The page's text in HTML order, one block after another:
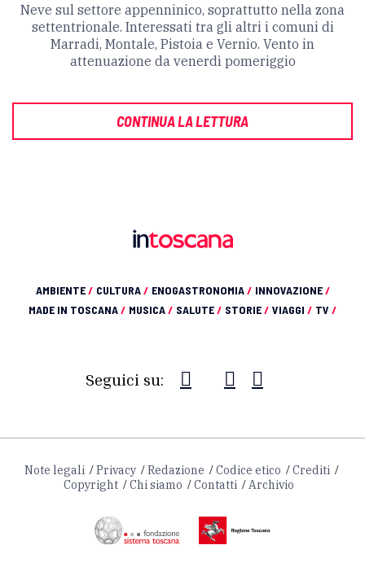
Neve sul settore appenninico, soprattutto nella zona
settentrionale. Interessati tra gli altri i comuni di
Marradi, Montale, Pistoia e Vernio. Vento in
attenuazione da venerdì pomeriggio
CONTINUA LA LETTURA
AMBIENTE/ CULTURA/ ENOGASTRONOMIA/ INNOVAZIONE/
MADE IN TOSCANA/ MUSICA/ SALUTE/ STORIE/ VIAGGI / TV /
Seguici su:
Note legali Privacy Redazione Codice etico
Crediti
Copyright
Chi siamo Contatti Archivio